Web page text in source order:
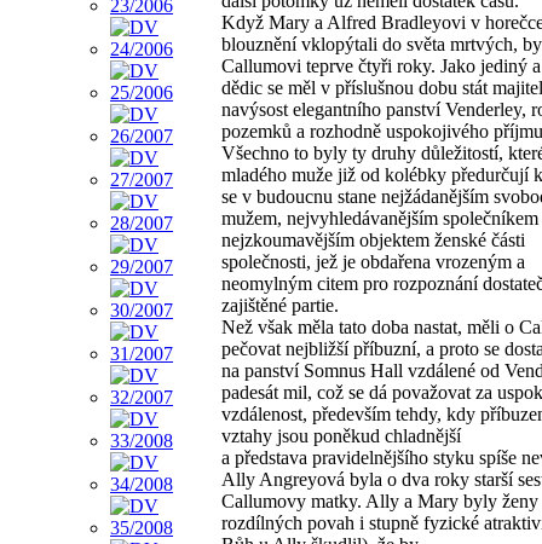
Když Mary a Alfred Bradleyovi v
blouznění vklopýtali do světa mrtvých,
Callumovi teprve čtyři roky. Jako jediný
dědic se měl v příslušnou dobu stát
navýsost elegantního panství Venderley,
pozemků a rozhodně uspokojivého
Všechno to byly ty druhy důležitostí,
mladého muže již od kolébky předurčují
se v budoucnu stane nejžádanějším
mužem, nejvyhledávanějším společníkem
nejzkoumavějším objektem ženské části
společnosti, jež je obdařena vrozeným a
neomylným citem pro rozpoznání
zajištěné partie.
Než však měla tato doba nastat, měli o
pečovat nejbližší příbuzní, a proto se
na panství Somnus Hall vzdálené od
padesát mil, což se dá považovat za
vzdálenost, především tehdy, kdy
vztahy jsou poněkud chladnější
a představa pravidelnějšího styku spíše
Ally Angreyová byla o dva roky starší
Callumovy matky. Ally a Mary byly
rozdílných povah i stupně fyzické